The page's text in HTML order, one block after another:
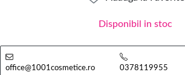
Disponibil in stoc
office@1001cosmetice.ro 0378119955